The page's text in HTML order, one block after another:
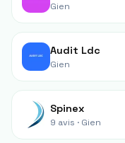
Gien
Audit Ldc
Gien
Spinex
9 avis · Gien